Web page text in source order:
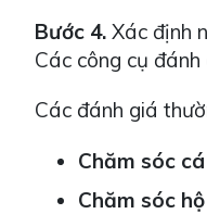
Bước 4. Xác định
Các công cụ
Các đánh giá
Chăm sóc
Chăm sóc